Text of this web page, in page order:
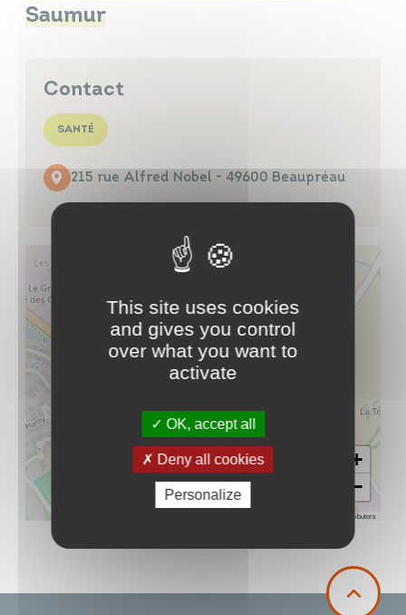
Saumur
Contact
SANTÉ
215 rue Alfred Nobel - 49600 Beaupréau
+
−
contributors
This site uses cookies
and gives you control
over what you want to
activate
OK, accept all
Deny all cookies
Personalize